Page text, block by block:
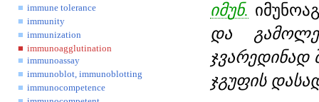
immune tolerance
immunity
immunization
immunoagglutination
immunoassay
immunoblot, immunoblotting
immunocompetence
იმუნ.
და
ჯვარედინად
ჯგუფის